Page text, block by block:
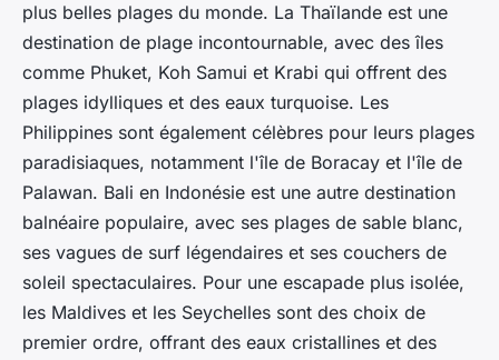
plus belles plages du monde. La Thaïlande est une
destination de plage incontournable, avec des îles
comme Phuket, Koh Samui et Krabi qui offrent des
plages idylliques et des eaux turquoise. Les
Philippines sont également célèbres pour leurs plages
paradisiaques, notamment l'île de Boracay et l'île de
Palawan. Bali en Indonésie est une autre destination
balnéaire populaire, avec ses plages de sable blanc,
ses vagues de surf légendaires et ses couchers de
soleil spectaculaires. Pour une escapade plus isolée,
les Maldives et les Seychelles sont des choix de
premier ordre, offrant des eaux cristallines et des